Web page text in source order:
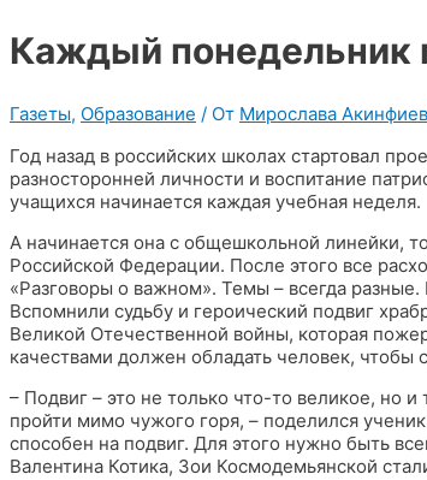
Каждый понедельник
Газеты, Образование / От Мирослава
Год назад в российских школах стартовал
разносторонней личности и воспитание
учащихся начинается каждая учебная неделя.
А начинается она с общешкольной линейки,
Российской Федерации. После этого все
«Разговоры о важном». Темы – всегда
Вспомнили судьбу и героический подвиг
Великой Отечественной войны, которая
качествами должен обладать человек, чтобы
– Подвиг – это не только что-то великое, но
пройти мимо чужого горя, – поделился
способен на подвиг. Для этого нужно быть
Валентина Котика, Зои Космодемьянской